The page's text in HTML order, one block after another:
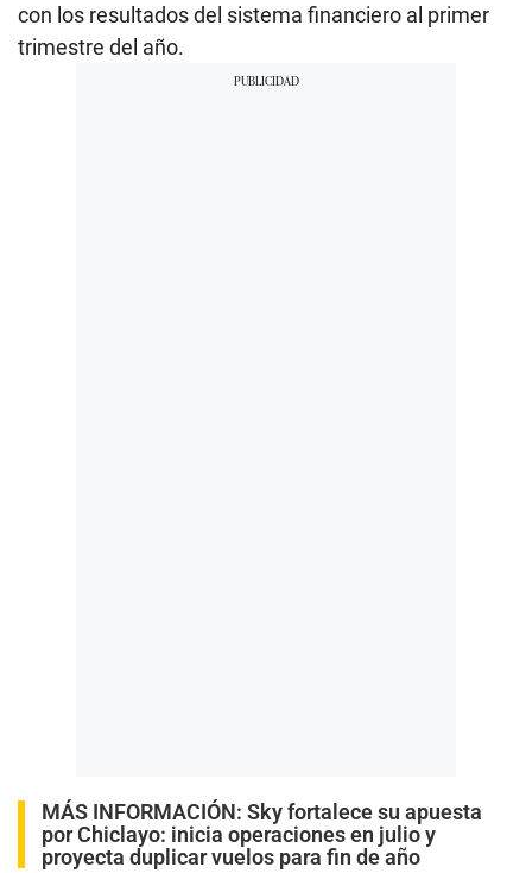
con los resultados del sistema financiero al primer
trimestre del año.
MÁS INFORMACIÓN: Sky fortalece su apuesta
por Chiclayo: inicia operaciones en julio y
proyecta duplicar vuelos para fin de año